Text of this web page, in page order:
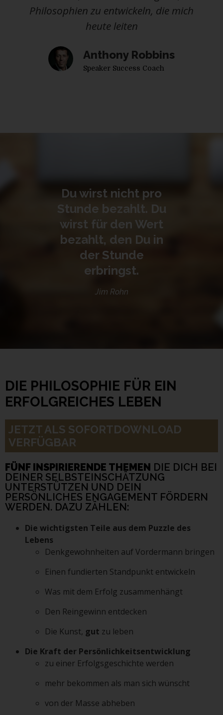
Philosophien zu entwickeln, die mich
heute leiten
Anthony Robbins
Speaker Success Coach
Du wirst nicht pro
Stunde bezahlt. Du
wirst für den Wert
bezahlt, den Du in
der Stunde
erbringst.
Jim Rohn
DIE PHILOSOPHIE FÜR EIN
ERFOLGREICHES LEBEN
JETZT ALS SOFORTDOWNLOAD
VERFÜGBAR
FÜNF INSPIRIERENDE THEMEN DIE DICH BEI
DEINER SELBSTEINSCHÄTZUNG
UNTERSTÜTZEN UND DEIN
PERSÖNLICHES ENGAGEMENT FÖRDERN
WERDEN. DAZU ZÄHLEN:
Die wichtigsten Teile aus dem Puzzle des
Lebens
Denkgewohnheiten auf Vordermann bringen
Einen fundierten Standpunkt entwickeln
Was mit dem Erfolg zusammenhängt
Den Reingewinn entdecken
Die Kunst, gut zu leben
Die Kraft der Persönlichkeitsentwicklung
zu einer Erfolgsgeschichte werden
mehr bekommen als man sich wünscht
von der Masse abheben